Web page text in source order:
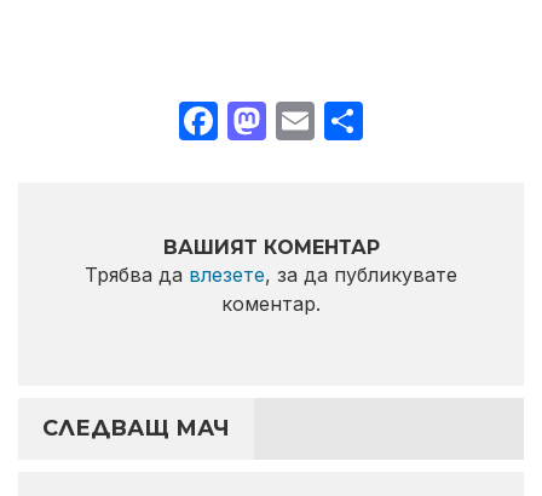
Facebook
Mastodon
Email
ВАШИЯТ КОМЕНТАР
Трябва да влезете, за да публикувате
коментар.
СЛЕДВАЩ МАЧ